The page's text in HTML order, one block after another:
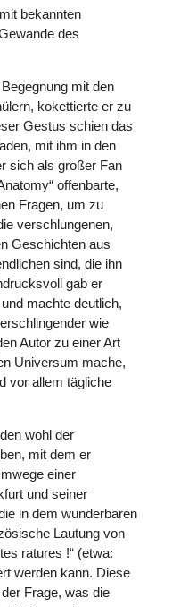
bekannten
des
mit den
kokettierte er zu
Gestus schien das
mit ihm in den
sich als großer Fan
offenbarte,
Fragen, um zu
verschlungenen,
Geschichten aus
sind, die ihn
gab er
machte deutlich,
wie
Autor zu einer Art
Universum mache,
vor allem tägliche
wohl der
mit dem er
einer
und seiner
in dem wunderbaren
Lautung von
ratures !“ (etwa:
werden kann. Diese
Frage, was die